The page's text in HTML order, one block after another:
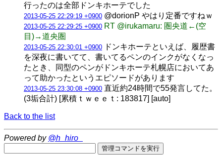
行ったのは全部ドンキホーテでした
2013-05-25 22:29:19 +0900 @dorionP やはり定番ですねｗ
2013-05-25 22:29:25 +0900 RT @irukamaru: 圏央道←(空
目)→道央圏
2013-05-25 22:30:01 +0900 ドンキホーテといえば、履歴書
を深夜に書いてて、書いてるペンのインクがなくなっ
たとき、同型のペンがドンキホーテ札幌店においてあ
って助かったというエピソードがあります
2013-05-25 23:30:08 +0900 直近約24時間で55発言してた。
(3垢合計) [累積ｔｗｅｅｔ: 183817] [auto]
Back to the list
Powered by @h_hiro_